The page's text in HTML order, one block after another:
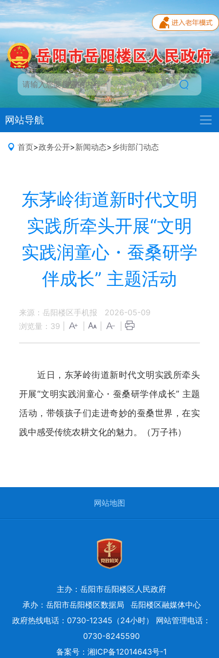
网站导航
首页>政务公开>新闻动态> 乡街部门动态
东茅岭街道新时代文明
实践所牵头开展“文明
实践润童心・蚕桑研学
伴成长” 主题活动
来源：岳阳楼区手机报
2026-05-09
浏览量： 39
近日，东茅岭街道新时代文明实践所牵头
开展“文明实践润童心・蚕桑研学伴成长” 主题
活动，带领孩子们走进奇妙的蚕桑世界，在实
践中感受传统农耕文化的魅力。（万子祎）
网站地图
主办：岳阳市岳阳楼区人民政府
承办：岳阳市岳阳楼区数据局
岳阳楼区融媒体中心
政府热线电话：0730-12345（24小时） 网站管理电话：
0730-8245590
备案号： 湘ICP备12014643号-1